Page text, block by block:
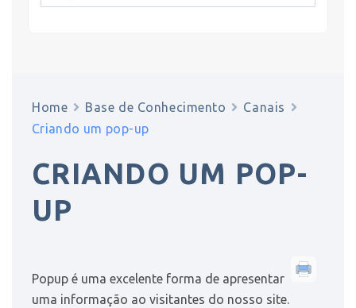
Home Base de Conhecimento
Canais
Criando um pop-up
CRIANDO UM POP-
UP
Popup é uma excelente forma de apresentar
uma informação ao visitantes do nosso site.